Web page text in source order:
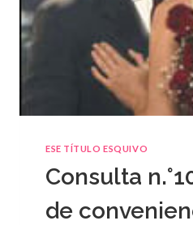
ESE TÍTULO ESQUIVO
Consulta
de